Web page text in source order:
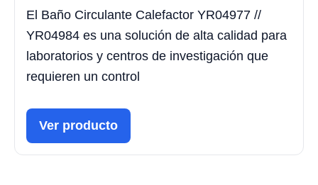
El Baño Circulante Calefactor YR04977 //
YR04984 es una solución de alta calidad para
laboratorios y centros de investigación que
requieren un control
Ver producto